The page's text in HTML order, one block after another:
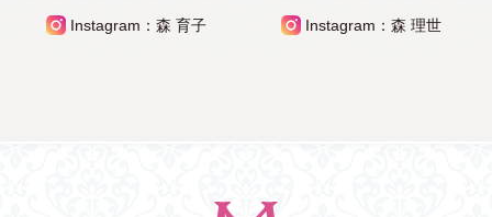
Instagram：森 育子 Instagram：森 理世